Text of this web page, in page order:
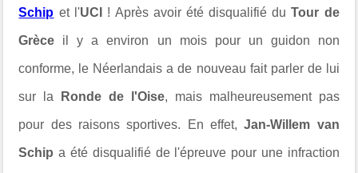
Schip et l'UCI ! Après avoir été disqualifié duTour de
Grèce il y a environ un mois pour un guidon non
conforme, le Néerlandais a de nouveau fait parler de lui
sur la Ronde de l'Oise, mais malheureusement pas
pour des raisons sportives. En effet,Jan-Willem van
Schip a été disqualifié de l'épreuve pour une infraction